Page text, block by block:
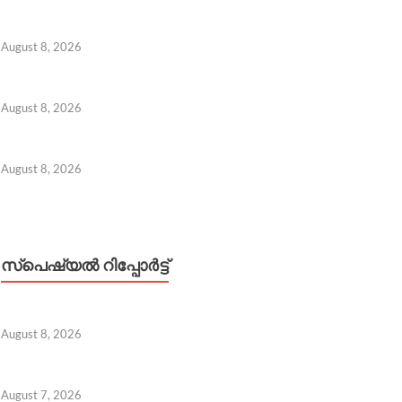
August 8, 2026
August 8, 2026
August 8, 2026
സ്പെഷ്യൽ റിപ്പോര്‍ട്ട്
August 8, 2026
August 7, 2026